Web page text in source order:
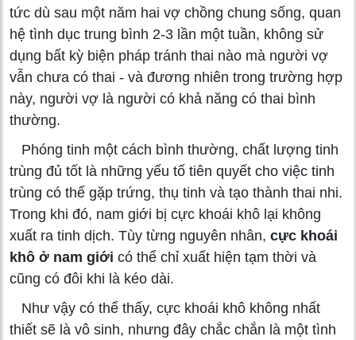
tức dù sau một năm hai vợ chồng chung sống, quan
hệ tình dục trung bình 2-3 lần một tuần, không sử
dụng bất kỳ biện pháp tránh thai nào mà người vợ
vẫn chưa có thai - và đương nhiên trong trường hợp
này, người vợ là người có khả năng có thai bình
thường.
Phóng tinh một cách bình thường, chất lượng tinh
trùng đủ tốt là những yếu tố tiên quyết cho việc tinh
trùng có thể gặp trứng, thụ tinh và tạo thành thai nhi.
Trong khi đó, nam giới bị cực khoái khô lại không
xuất ra tinh dịch. Tùy từng nguyên nhân, cực khoái
khô ở nam giới có thể chỉ xuất hiện tạm thời và
cũng có đôi khi là kéo dài.
Như vậy có thể thấy, cực khoái khô không nhất
thiết sẽ là vô sinh, nhưng đây chắc chắn là một tình